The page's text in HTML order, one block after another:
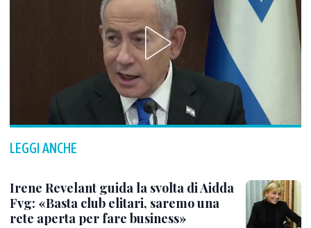
LEGGI ANCHE
Irene Revelant guida la svolta di Aidda
Fvg: «Basta club elitari, saremo una
rete aperta per fare business»